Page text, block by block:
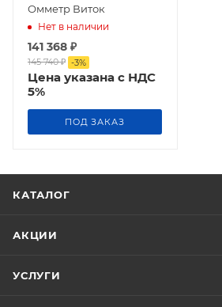
Омметр Виток
Нет в наличии
141 368 ₽
145 740₽ -3%
Цена указана с НДС
5%
ПОД ЗАКАЗ
КАТАЛОГ
АКЦИИ
УСЛУГИ